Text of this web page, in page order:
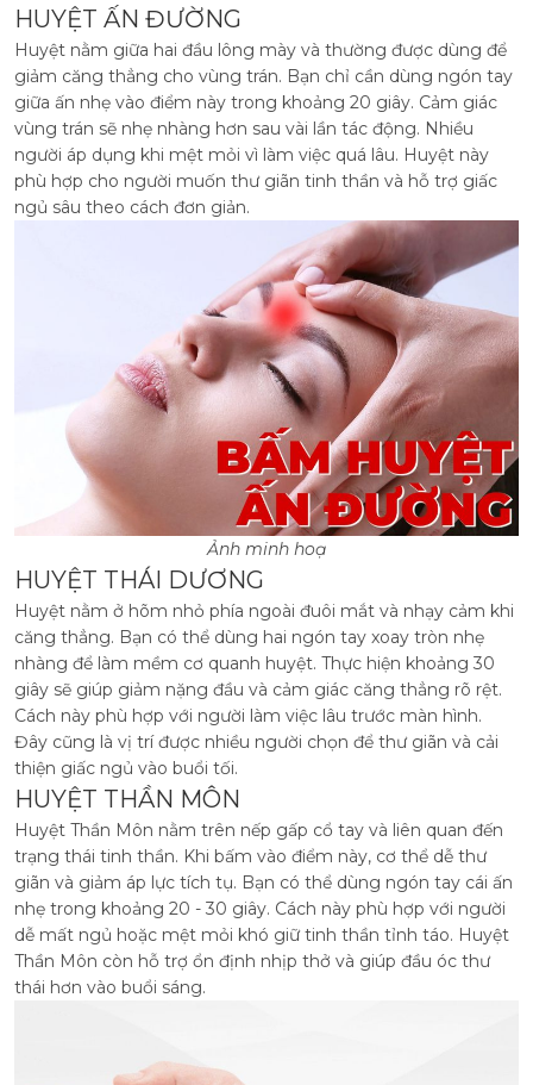
HUYỆT ẤN ĐƯỜNG
Huyệt nằm giữa hai đầu lông mày và thường được dùng để
giảm căng thẳng cho vùng trán. Bạn chỉ cần dùng ngón tay
giữa ấn nhẹ vào điểm này trong khoảng 20 giây. Cảm giác
vùng trán sẽ nhẹ nhàng hơn sau vài lần tác động. Nhiều
người áp dụng khi mệt mỏi vì làm việc quá lâu. Huyệt này
phù hợp cho người muốn thư giãn tinh thần và hỗ trợ giấc
ngủ sâu theo cách đơn giản.
Ảnh minh hoạ
HUYỆT THÁI DƯƠNG
Huyệt nằm ở hõm nhỏ phía ngoài đuôi mắt và nhạy cảm khi
căng thẳng. Bạn có thể dùng hai ngón tay xoay tròn nhẹ
nhàng để làm mềm cơ quanh huyệt. Thực hiện khoảng 30
giây sẽ giúp giảm nặng đầu và cảm giác căng thẳng rõ rệt.
Cách này phù hợp với người làm việc lâu trước màn hình.
Đây cũng là vị trí được nhiều người chọn để thư giãn và cải
thiện giấc ngủ vào buổi tối.
HUYỆT THẦN MÔN
Huyệt Thần Môn nằm trên nếp gấp cổ tay và liên quan đến
trạng thái tinh thần. Khi bấm vào điểm này, cơ thể dễ thư
giãn và giảm áp lực tích tụ. Bạn có thể dùng ngón tay cái ấn
nhẹ trong khoảng 20 - 30 giây. Cách này phù hợp với người
dễ mất ngủ hoặc mệt mỏi khó giữ tinh thần tỉnh táo. Huyệt
Thần Môn còn hỗ trợ ổn định nhịp thở và giúp đầu óc thư
thái hơn vào buổi sáng.